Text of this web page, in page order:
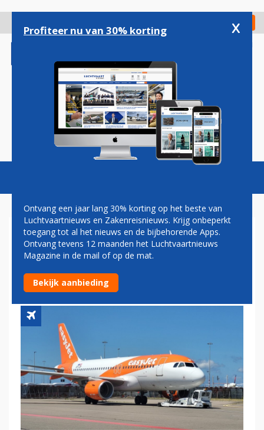
gaan
Check in
Magazine Podcasts Vacatures
VAKBOND FNV DREIGT MET
STAKING BIJ EASYJET OP
SCHIPHOL IN MEIVAKANTIE
Profiteer nu van 30% korting x
Ontvang een jaar lang 30% korting op het beste van
Luchtvaartnieuws en Zakenreisnieuws. Krijg onbeperkt
toegang tot al het nieuws en de bijbehorende Apps.
Ontvang tevens 12 maanden het Luchtvaartnieuws
Magazine in de mail of op de mat.
Bekijk aanbieding